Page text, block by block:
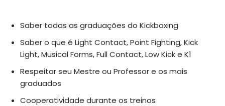
Saber todas as graduações do Kickboxing
Saber o que é Light Contact, Point Fighting, Kick
Light, Musical Forms, Full Contact, Low Kick e K1
Respeitar seu Mestre ou Professor e os mais
graduados
Cooperatividade durante os treinos